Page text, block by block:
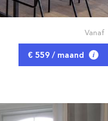
Vanaf
€ 559 / maand